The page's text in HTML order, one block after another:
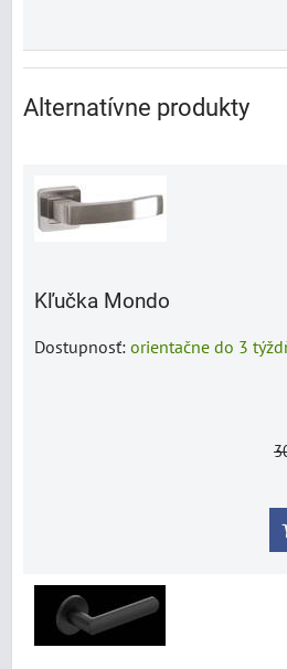
Alternatívne produkty
Kľučka Mondo
Dostupnosť: orientačne do 3